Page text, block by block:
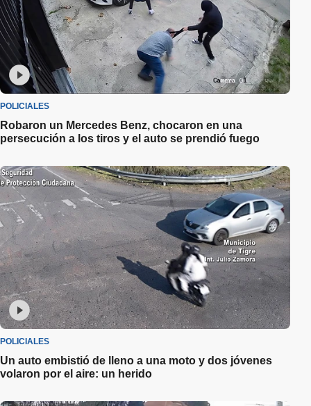
POLICIALES
Robaron un Mercedes Benz, chocaron en una
persecución a los tiros y el auto se prendió fuego
POLICIALES
Un auto embistió de lleno a una moto y dos jóvenes
volaron por el aire: un herido